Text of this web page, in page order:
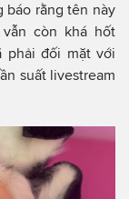
báo rằng tên này
còn khá hốt
phải đối mặt với
suất livestream